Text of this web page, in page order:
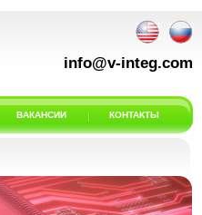
info@v-integ.com
ВАКАНСИИ КОНТАКТЫ